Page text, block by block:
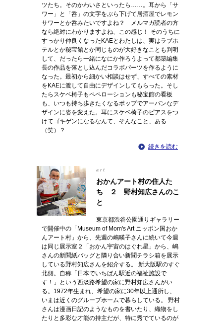
ツたち。そのかわいさといったら……。耳から「サ
ワー」と「呑」の文字をぶら下げて居酒屋でレモン
サワーとか呑みたいですよね？ メルマガ読者の方
なら絶対にわかりますよね、この感じ！ そのうちに
すっかり仲良くなったKAEとわたしは、実はラブホ
テルとか秘宝館とか同じものが大好きなことも判明
して、だったら一緒になにか作ろうよって都築編集
長の作品を落とし込んだコラボパーツを作るように
なった。最初から細かい相談はせず、すべての素材
をKAEに渡して自由にデザインしてもらった。そし
たらスケベ椅子もペペローションも秘宝館の看板
も、いつも持ち歩きたくなるポップでアーバンなデ
ザインに姿を変えた。耳にスケベ椅子のピアスをつ
けてゴキゲンになるなんて、そんなこと、ある
（笑）？
続きを読む
art
おかんアート村の住人た
ち ２ 野村知広さんのこ
と
東京都渋谷公園通りギャラリー
で開催中の「Museum of Mom's Art ニッポン国おか
んアート村」から、先週の嶋暎子さんに続いて今週
は同じ展示室２「おかん宇宙のはぐれ星」から、嶋
さんの新聞紙バッグと隣り合い新聞チラシ箱を展示
している野村知広さんを紹介する。 新大阪駅のすぐ
北側。自称「日本でいちばん駅近の福祉施設で
す！」という西淡路希望の家に野村知広さんがい
る。1972年生まれ、希望の家に30年以上通所し、
いまは近くのグループホームで暮らしている。 野村
さんは漫画日記のようなものを書いたり、織物をし
たりと多彩な才能の持主だが、特に秀でているのが